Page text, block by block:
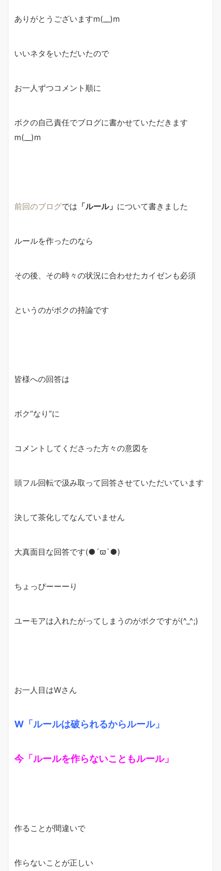
ありがとうございますm(__)m
いいネタをいただいたので
お一人ずつコメント順に
ボクの自己責任でブログに書かせていただきます
m(__)m
前回のブログでは 「ルール」 について書きました
ルールを作ったのなら
その後、その時々の状況に合わせたカイゼンも必須
というのがボクの持論です
皆様への回答は
ボク”なり”に
コメントしてくださった方々の意図を
頭フル回転で汲み取って回答させていただいています
決して茶化してなんていません
大真面目な回答です(●´ϖ`●)
ちょっぴーーーり
ユーモアは入れたがってしまうのがボクですが(^_^;)
お一人目はWさん
W「ルールは破られるからルール」
今「ルールを作らないこともルール」
作ることが間違いで
作らないことが正しい